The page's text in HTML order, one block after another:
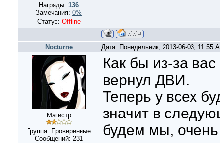
Награды: 136
Замечания: 0%
Статус: Offline
Nocturne Дата: Понедельник, 2013-06-03, 11:55
Магистр
Группа: Проверенные
Сообщений: 231
Как бы из-за
вернул ДВИ.
Теперь у всех
значит в
будем мы,